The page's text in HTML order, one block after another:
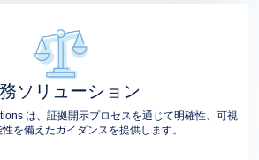
ソリューション
は、証拠開示プロセスを通じて明確性、可視
を備えたガイダンスを提供します。